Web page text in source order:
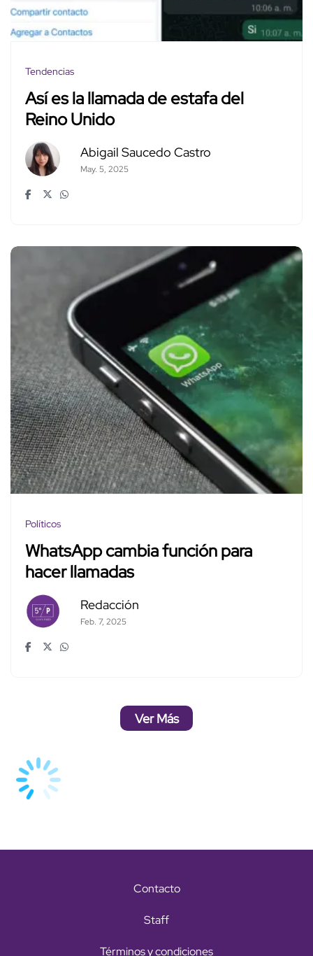
Tendencias
Así es la llamada de estafa del
Reino Unido
Abigail Saucedo Castro
May. 5, 2025
Políticos
WhatsApp cambia función para
hacer llamadas
Redacción
Feb. 7, 2025
Ver Más
Contacto
Staff
Términos y condiciones